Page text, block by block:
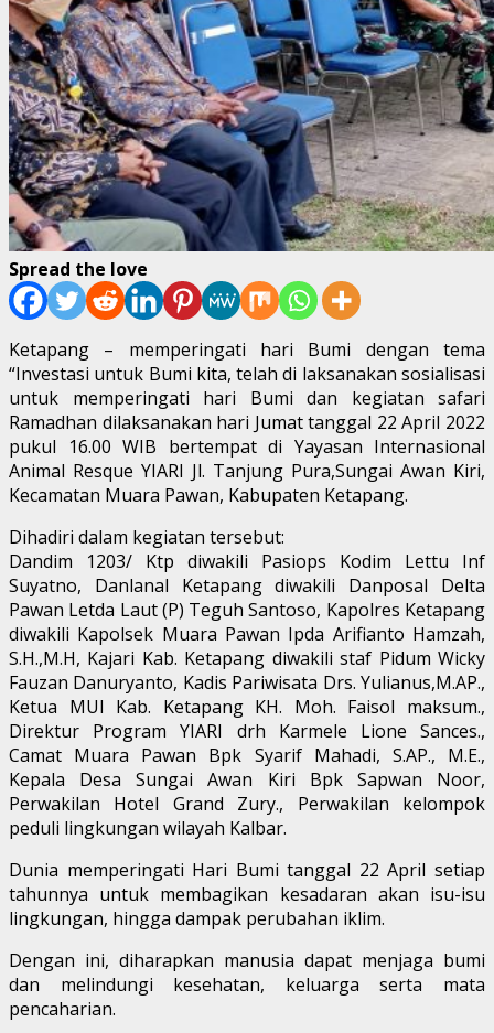
Spread the love
Ketapang – memperingati hari Bumi dengan tema
“Investasi untuk Bumi kita, telah di laksanakan sosialisasi
untuk memperingati hari Bumi dan kegiatan safari
Ramadhan dilaksanakan hari Jumat tanggal 22 April 2022
pukul 16.00 WIB bertempat di Yayasan Internasional
Animal Resque YIARI Jl. Tanjung Pura,Sungai Awan Kiri,
Kecamatan Muara Pawan, Kabupaten Ketapang.
Dihadiri dalam kegiatan tersebut:
Dandim 1203/ Ktp diwakili Pasiops Kodim Lettu Inf
Suyatno, Danlanal Ketapang diwakili Danposal Delta
Pawan Letda Laut (P) Teguh Santoso, Kapolres Ketapang
diwakili Kapolsek Muara Pawan Ipda Arifianto Hamzah,
S.H.,M.H, Kajari Kab. Ketapang diwakili staf Pidum Wicky
Fauzan Danuryanto, Kadis Pariwisata Drs. Yulianus,M.AP.,
Ketua MUI Kab. Ketapang KH. Moh. Faisol maksum.,
Direktur Program YIARI drh Karmele Lione Sances.,
Camat Muara Pawan Bpk Syarif Mahadi, S.AP., M.E.,
Kepala Desa Sungai Awan Kiri Bpk Sapwan Noor,
Perwakilan Hotel Grand Zury., Perwakilan kelompok
peduli lingkungan wilayah Kalbar.
Dunia memperingati Hari Bumi tanggal 22 April setiap
tahunnya untuk membagikan kesadaran akan isu-isu
lingkungan, hingga dampak perubahan iklim.
Dengan ini, diharapkan manusia dapat menjaga bumi
dan melindungi kesehatan, keluarga serta mata
pencaharian.